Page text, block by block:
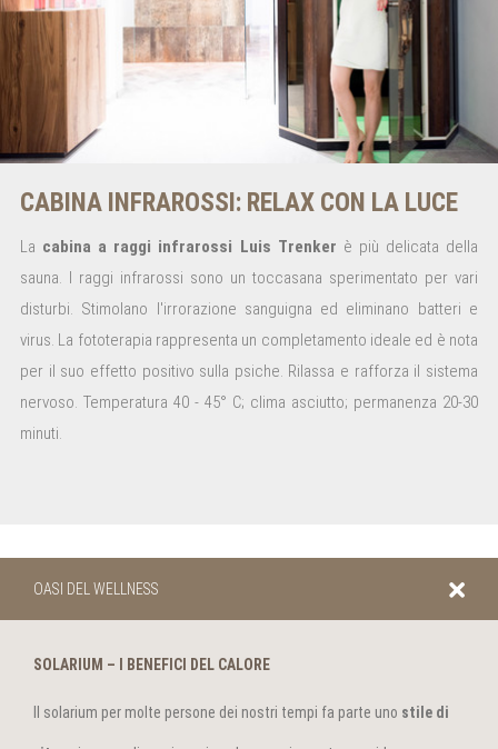
CABINA INFRAROSSI: RELAX CON LA LUCE
La cabina a raggi infrarossi Luis Trenker è più delicata della
sauna. I raggi infrarossi sono un toccasana sperimentato per vari
disturbi. Stimolano l'irrorazione sanguigna ed eliminano batteri e
virus. La fototerapia rappresenta un completamento ideale ed è nota
per il suo effetto positivo sulla psiche. Rilassa e rafforza il sistema
nervoso. Temperatura 40 - 45° C; clima asciutto; permanenza 20-30
minuti.
OASI DEL WELLNESS
SOLARIUM – I BENEFICI DEL CALORE
Il solarium per molte persone dei nostri tempi fa parte uno stile di